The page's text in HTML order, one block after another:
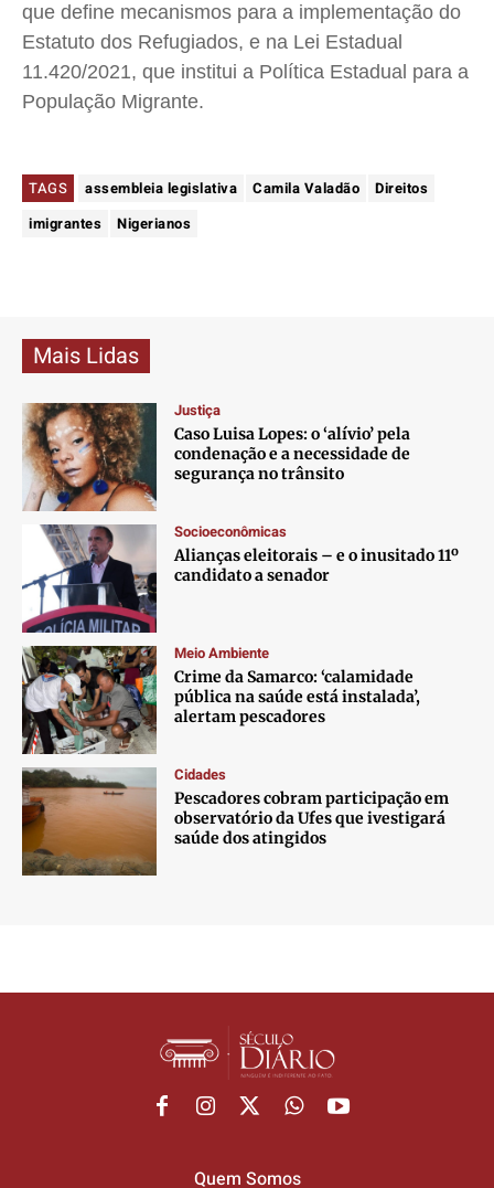
que define mecanismos para a implementação do
Estatuto dos Refugiados, e na Lei Estadual
11.420/2021, que institui a Política Estadual para a
População Migrante.
TAGS assembleia legislativa Camila Valadão
Direitos
imigrantes
Nigerianos
Mais Lidas
Justiça
Caso Luisa Lopes: o ‘alívio’ pela
condenação e a necessidade de
segurança no trânsito
Socioeconômicas
Alianças eleitorais – e o inusitado 11º
candidato a senador
Meio Ambiente
Crime da Samarco: ‘calamidade
pública na saúde está instalada’,
alertam pescadores
Cidades
Pescadores cobram participação em
observatório da Ufes que ivestigará
saúde dos atingidos
Quem Somos